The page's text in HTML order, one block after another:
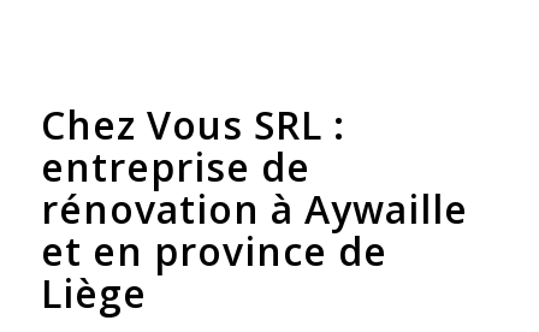
Chez Vous SRL :
entreprise de
rénovation à Aywaille
et en province de
Liège